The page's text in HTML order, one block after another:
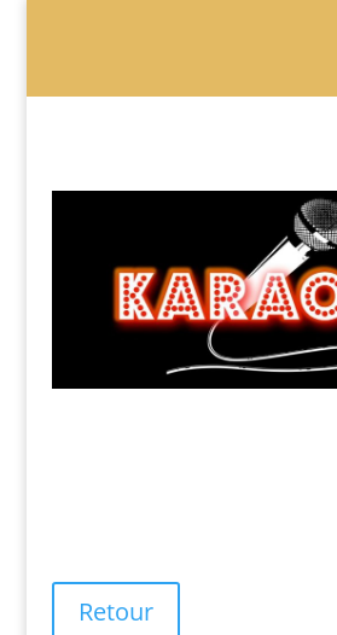
Retour